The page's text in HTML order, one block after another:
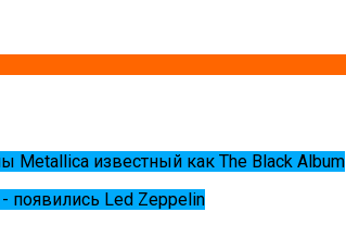
Metallica известный как The Black Album
- появились Led Zeppelin